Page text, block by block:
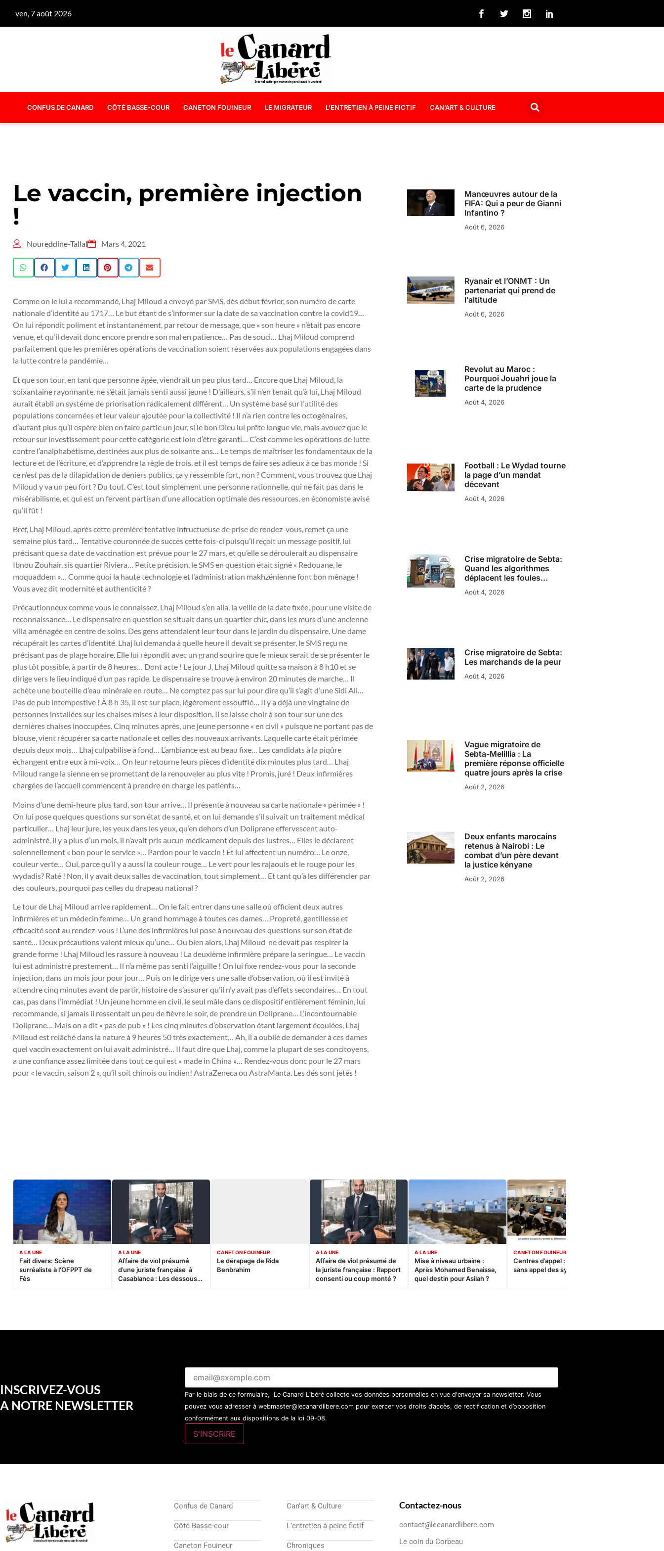
ven, 7 août 2026
CONFUS DE CANARD CÔTÉ BASSE-COUR CANETON FOUINEUR LE MIGRATEUR L’ENTRETIEN À PEINE FICTIF CAN’ART & CULTURE
Le vaccin, première injection
!
Noureddine-Tallal Mars 4, 2021
Comme on le lui a recommandé, Lhaj Miloud a envoyé par SMS, dès début février, son numéro de carte
nationale d’identité au 1717… Le but étant de s’informer sur la date de sa vaccination contre la covid19…
On lui répondit poliment et instantanément, par retour de message, que « son heure » n’était pas encore
venue, et qu’il devait donc encore prendre son mal en patience… Pas de souci… Lhaj Miloud comprend
parfaitement que les premières opérations de vaccination soient réservées aux populations engagées dans
la lutte contre la pandémie…
Et que son tour, en tant que personne âgée, viendrait un peu plus tard… Encore que Lhaj Miloud, la
soixantaine rayonnante, ne s’était jamais senti aussi jeune ! D’ailleurs, s’il n’en tenait qu’à lui, Lhaj Miloud
aurait établi un système de priorisation radicalement différent… Un système basé sur l’utilité des
populations concernées et leur valeur ajoutée pour la collectivité ! Il n’a rien contre les octogénaires,
d’autant plus qu’il espère bien en faire partie un jour, si le bon Dieu lui prête longue vie, mais avouez que le
retour sur investissement pour cette catégorie est loin d’être garanti… C’est comme les opérations de lutte
contre l’analphabétisme, destinées aux plus de soixante ans… Le temps de maîtriser les fondamentaux de la
lecture et de l’écriture, et d’apprendre la règle de trois, et il est temps de faire ses adieux à ce bas monde ! Si
ce n’est pas de la dilapidation de deniers publics, ça y ressemble fort, non ? Comment, vous trouvez que Lhaj
Miloud y va un peu fort ? Du tout. C’est tout simplement une personne rationnelle, qui ne fait pas dans le
misérabilisme, et qui est un fervent partisan d’une allocation optimale des ressources, en économiste avisé
qu’il fût !
Bref, Lhaj Miloud, après cette première tentative infructueuse de prise de rendez-vous, remet ça une
semaine plus tard… Tentative couronnée de succès cette fois-ci puisqu’il reçoit un message positif, lui
précisant que sa date de vaccination est prévue pour le 27 mars, et qu’elle se déroulerait au dispensaire
Ibnou Zouhair, sis quartier Riviera… Petite précision, le SMS en question était signé « Redouane, le
moquaddem »… Comme quoi la haute technologie et l’administration makhzénienne font bon ménage !
Vous avez dit modernité et authenticité ?
Précautionneux comme vous le connaissez, Lhaj Miloud s’en alla, la veille de la date fixée, pour une visite de
reconnaissance… Le dispensaire en question se situait dans un quartier chic, dans les murs d’une ancienne
villa aménagée en centre de soins. Des gens attendaient leur tour dans le jardin du dispensaire. Une dame
récupérait les cartes d’identité. Lhaj lui demanda à quelle heure il devait se présenter, le SMS reçu ne
précisant pas de plage horaire. Elle lui répondit avec un grand sourire que le mieux serait de se présenter le
plus tôt possible, à partir de 8 heures… Dont acte ! Le jour J, Lhaj Miloud quitte sa maison à 8 h10 et se
dirige vers le lieu indiqué d’un pas rapide. Le dispensaire se trouve à environ 20 minutes de marche… Il
achète une bouteille d’eau minérale en route… Ne comptez pas sur lui pour dire qu’il s’agit d’une Sidi Ali…
Pas de pub intempestive ! À 8 h 35, il est sur place, légèrement essoufflé… Il y a déjà une vingtaine de
personnes installées sur les chaises mises à leur disposition. Il se laisse choir à son tour sur une des
dernières chaises inoccupées. Cinq minutes après, une jeune personne « en civil » puisque ne portant pas de
blouse, vient récupérer sa carte nationale et celles des nouveaux arrivants. Laquelle carte était périmée
depuis deux mois… Lhaj culpabilise à fond… L’ambiance est au beau fixe… Les candidats à la piqûre
échangent entre eux à mi-voix… On leur retourne leurs pièces d’identité dix minutes plus tard… Lhaj
Miloud range la sienne en se promettant de la renouveler au plus vite ! Promis, juré ! Deux infirmières
chargées de l’accueil commencent à prendre en charge les patients…
Moins d’une demi-heure plus tard, son tour arrive… Il présente à nouveau sa carte nationale « périmée » !
On lui pose quelques questions sur son état de santé, et on lui demande s’il suivait un traitement médical
particulier… Lhaj leur jure, les yeux dans les yeux, qu’en dehors d’un Doliprane effervescent auto-
administré, il y a plus d’un mois, il n’avait pris aucun médicament depuis des lustres… Elles le déclarent
solennellement « bon pour le service »… Pardon pour le vaccin ! Et lui affectent un numéro… Le onze,
couleur verte… Oui, parce qu’il y a aussi la couleur rouge… Le vert pour les rajaouis et le rouge pour les
wydadis? Raté ! Non, il y avait deux salles de vaccination, tout simplement… Et tant qu’à les différencier par
des couleurs, pourquoi pas celles du drapeau national ?
Le tour de Lhaj Miloud arrive rapidement… On le fait entrer dans une salle où officient deux autres
infirmières et un médecin femme… Un grand hommage à toutes ces dames… Propreté, gentillesse et
efficacité sont au rendez-vous ! L’une des infirmières lui pose à nouveau des questions sur son état de
santé… Deux précautions valent mieux qu’une… Ou bien alors, Lhaj Miloud ne devait pas respirer la
grande forme ! Lhaj Miloud les rassure à nouveau ! La deuxième infirmière prépare la seringue… Le vaccin
lui est administré prestement… Il n’a même pas senti l’aiguille ! On lui fixe rendez-vous pour la seconde
injection, dans un mois jour pour jour… Puis on le dirige vers une salle d’observation, où il est invité à
attendre cinq minutes avant de partir, histoire de s’assurer qu’il n’y avait pas d’effets secondaires… En tout
cas, pas dans l’immédiat ! Un jeune homme en civil, le seul mâle dans ce dispositif entièrement féminin, lui
recommande, si jamais il ressentait un peu de fièvre le soir, de prendre un Doliprane… L’incontournable
Doliprane… Mais on a dit « pas de pub » ! Les cinq minutes d’observation étant largement écoulées, Lhaj
Miloud est relâché dans la nature à 9 heures 50 très exactement… Ah, il a oublié de demander à ces dames
quel vaccin exactement on lui avait administré… Il faut dire que Lhaj, comme la plupart de ses concitoyens,
a une confiance assez limitée dans tout ce qui est « made in China »… Rendez-vous donc pour le 27 mars
pour « le vaccin, saison 2 », qu’il soit chinois ou indien! AstraZeneca ou AstraManta. Les dés sont jetés !
Manœuvres autour de la
FIFA: Qui a peur de Gianni
Infantino ?
Août 6, 2026
Ryanair et l’ONMT : Un
partenariat qui prend de
l’altitude
Août 6, 2026
Revolut au Maroc :
Pourquoi Jouahri joue la
carte de la prudence
Août 4, 2026
Football : Le Wydad tourne
la page d’un mandat
décevant
Août 4, 2026
Crise migratoire de Sebta:
Quand les algorithmes
déplacent les foules…
Août 4, 2026
Crise migratoire de Sebta:
Les marchands de la peur
Août 4, 2026
Vague migratoire de
Sebta-Melillia : La
première réponse officielle
quatre jours après la crise
Août 2, 2026
Deux enfants marocains
retenus à Nairobi : Le
combat d’un père devant
la justice kényane
Août 2, 2026
A LA UNE
Fait divers: Scène
surréaliste à l’OFPPT de
Fès
A LA UNE
Affaire de viol présumé
d’une juriste française à
Casablanca : Les dessous
CANETON FOUINEUR
Le dérapage de Rida
Benbrahim
A LA UNE
Affaire de viol présumé de
la juriste française : Rapport
consenti ou coup monté ?
A LA UNE
Mise à niveau urbaine :
Après Mohamed Benaissa,
quel destin pour Asilah ?
CANETON FOUINEUR
Centres d’appel : Le constat
sans appel des syndicats
INSCRIVEZ-VOUS
A NOTRE NEWSLETTER
Par le biais de ce formulaire, Le Canard Libéré collecte vos données personnelles en vue d'envoyer sa newsletter. Vous
pouvez vous adresser à webmaster@lecanardlibere.com pour exercer vos droits d’accès, de rectification et d’opposition
conformément aux dispositions de la loi 09-08.
Confus de Canard
Côté Basse-cour
Caneton Fouineur
Can’art & Culture
L’entretien à peine fictif
Chroniques
Contactez-nous
contact@lecanardlibere.com
Le coin du Corbeau